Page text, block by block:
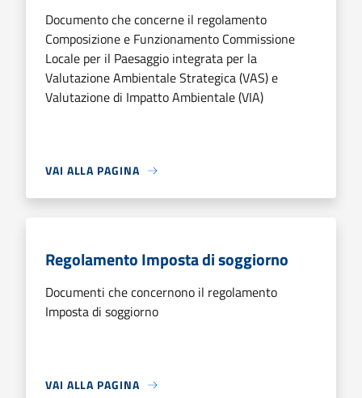
Documento che concerne il regolamento
Composizione e Funzionamento Commissione
Locale per il Paesaggio integrata per la
Valutazione Ambientale Strategica (VAS) e
Valutazione di Impatto Ambientale (VIA)
VAI ALLA PAGINA
Regolamento Imposta di soggiorno
Documenti che concernono il regolamento
Imposta di soggiorno
VAI ALLA PAGINA